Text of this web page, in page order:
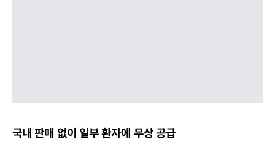
국내 판매 없이 일부 환자에 무상 공급